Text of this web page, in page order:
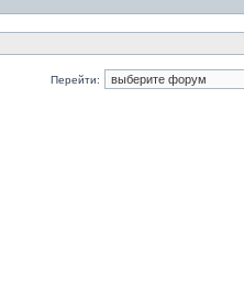
Перейти: